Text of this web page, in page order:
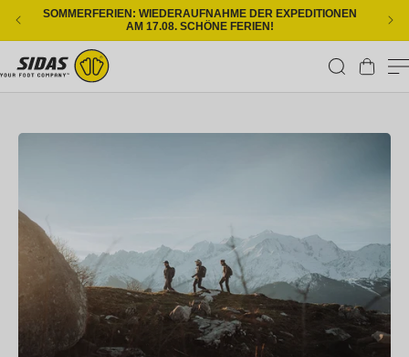
Direkt zum Inhalt
SOMMERFERIEN: WIEDERAUFNAHME DER EXPEDITIONEN
AM 17.08. SCHÖNE FERIEN!
Warenkorb